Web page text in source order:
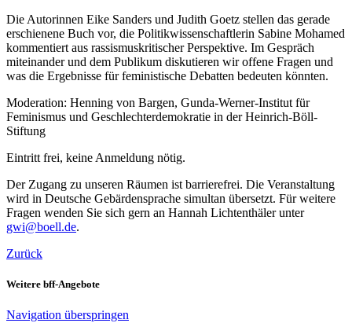
Die Autorinnen Eike Sanders und Judith Goetz stellen das gerade
erschienene Buch vor, die Politikwissenschaftlerin Sabine Mohamed
kommentiert aus rassismuskritischer Perspektive. Im Gespräch
miteinander und dem Publikum diskutieren wir offene Fragen und
was die Ergebnisse für feministische Debatten bedeuten könnten.
Moderation: Henning von Bargen, Gunda-Werner-Institut für
Feminismus und Geschlechterdemokratie in der Heinrich-Böll-
Stiftung
Eintritt frei, keine Anmeldung nötig.
Der Zugang zu unseren Räumen ist barrierefrei. Die Veranstaltung
wird in Deutsche Gebärdensprache simultan übersetzt. Für weitere
Fragen wenden Sie sich gern an Hannah Lichtenthäler unter
gwi@boell.de.
Zurück
Weitere bff-Angebote
Navigation überspringen